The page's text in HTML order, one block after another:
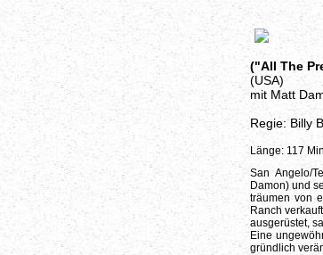
("All The
(USA)
mit Matt
Regie: Billy
Länge: 117
San Angelo/
Damon) und
träumen von
Ranch
ausgerüstet,
Eine
gründlich